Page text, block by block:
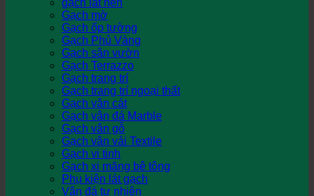
Gạch mờ
Gạch ốp tường
Gạch Phủ Vàng
Gạch sân vườn
Gạch Terrazzo
Gạch trang trí
Gạch trang trí ngoại thất
Gạch vân cát
Gạch vân đá Marble
Gạch vân gỗ
Gạch vân vải Textile
Gạch vi tinh
Gạch xi măng bê tông
Phụ kiện lát gạch
Vân đá tự nhiên